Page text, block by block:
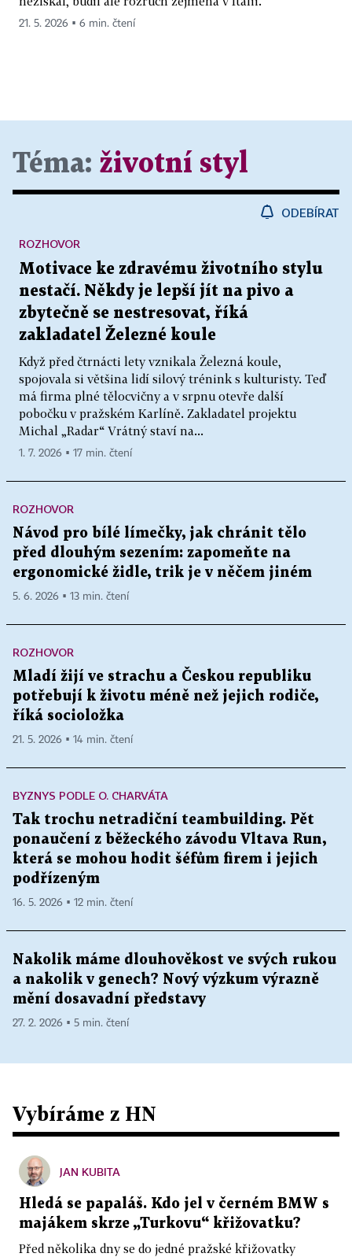
21. 5. 2026 ▪ 6 min. čtení
Téma: životní styl
ODEBÍRAT
Motivace ke zdravému životního stylu
nestačí. Někdy je lepší jít na pivo a
zbytečně se nestresovat, říká
zakladatel Železné koule
Když před čtrnácti lety vznikala Železná koule,
spojovala si většina lidí silový trénink s kulturisty. Teď
má firma plné tělocvičny a v srpnu otevře další
pobočku v pražském Karlíně. Zakladatel projektu
Michal „Radar“ Vrátný staví na...
ROZHOVOR
1. 7. 2026 ▪ 17 min. čtení
ROZHOVOR
Návod pro bílé límečky, jak chránit tělo
před dlouhým sezením: zapomeňte na
ergonomické židle, trik je v něčem jiném
5. 6. 2026 ▪ 13 min. čtení
ROZHOVOR
Mladí žijí ve strachu a Českou republiku
potřebují k životu méně než jejich rodiče,
říká socioložka
21. 5. 2026 ▪ 14 min. čtení
BYZNYS PODLE O. CHARVÁTA
Tak trochu netradiční teambuilding. Pět
ponaučení z běžeckého závodu Vltava Run,
která se mohou hodit šéfům firem i jejich
podřízeným
16. 5. 2026 ▪ 12 min. čtení
Nakolik máme dlouhověkost ve svých rukou
a nakolik v genech? Nový výzkum výrazně
mění dosavadní představy
27. 2. 2026 ▪ 5 min. čtení
Vybíráme z HN
JAN KUBITA
Hledá se papaláš. Kdo jel v černém BMW s
majákem skrze „Turkovu“ křižovatku?
Před několika dny se do jedné pražské křižovatky